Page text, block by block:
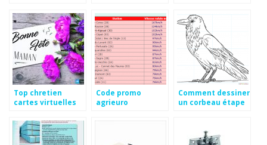
Top chretien
cartes virtuelles
Code promo
agrieuro
Comment dessiner
un corbeau étape